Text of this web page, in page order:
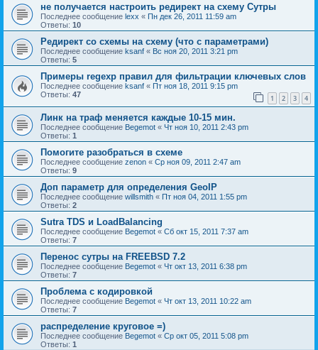
не получается настроить редирект на схему Сутры
Последнее сообщение lexx « Пн дек 26, 2011 11:59 am
Ответы: 10
Редирект со схемы на схему (что с параметрами)
Последнее сообщение ksanf « Вс ноя 20, 2011 3:21 pm
Ответы: 5
Примеры regexp правил для фильтрации ключевых слов
Последнее сообщение ksanf « Пт ноя 18, 2011 9:15 pm
Ответы: 47 1 2 3 4
Линк на траф меняется каждые 10-15 мин.
Последнее сообщение Begemot « Чт ноя 10, 2011 2:43 pm
Ответы: 1
Помогите разобраться в схеме
Последнее сообщение zenon « Ср ноя 09, 2011 2:47 am
Ответы: 9
Доп параметр для определения GeoIP
Последнее сообщение willsmith « Пт ноя 04, 2011 1:55 pm
Ответы: 2
Sutra TDS и LoadBalancing
Последнее сообщение Begemot « Сб окт 15, 2011 7:37 am
Ответы: 7
Перенос сутры на FREEBSD 7.2
Последнее сообщение Begemot « Чт окт 13, 2011 6:38 pm
Ответы: 7
Проблема с кодировкой
Последнее сообщение Begemot « Чт окт 13, 2011 10:22 am
Ответы: 7
распределение круговое =)
Последнее сообщение Begemot « Ср окт 05, 2011 5:08 pm
Ответы: 1